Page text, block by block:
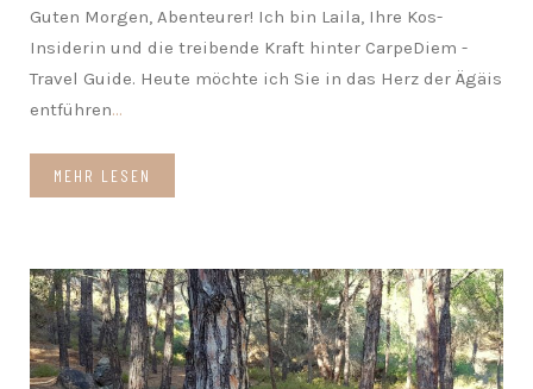
Guten Morgen, Abenteurer! Ich bin Laila, Ihre Kos-
Insiderin und die treibende Kraft hinter CarpeDiem -
Travel Guide. Heute möchte ich Sie in das Herz der Ägäis
entführen...
MEHR LESEN